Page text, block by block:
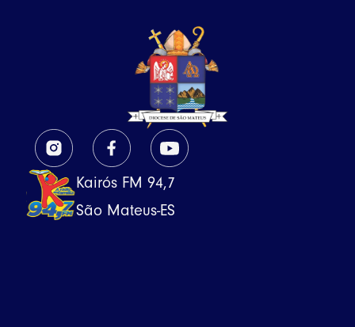
Kairós FM 94,7
São Mateus-ES